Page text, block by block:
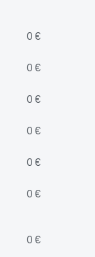
0 €
0 €
0 €
0 €
0 €
0 €
0 €